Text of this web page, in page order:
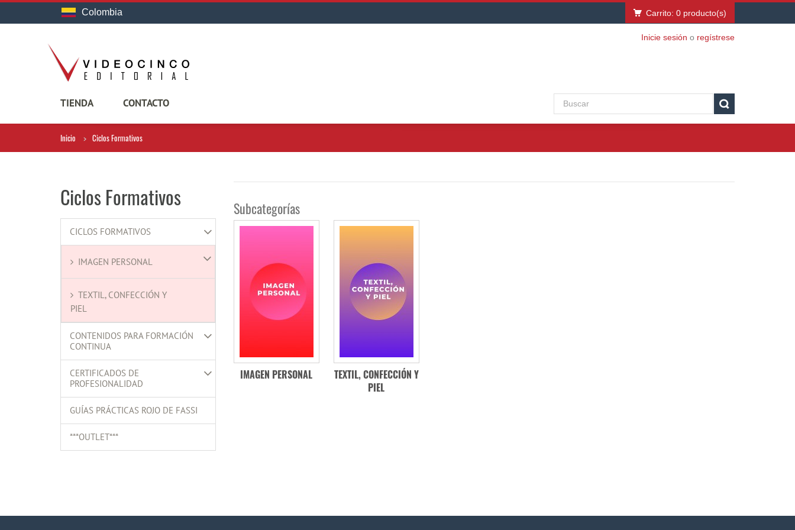
Colombia Carrito: 0 producto(s)
Inicie sesión o regístrese
TIENDA CONTACTO
Inicio Ciclos Formativos
Ciclos Formativos
CICLOS FORMATIVOS
IMAGEN PERSONAL
TEXTIL, CONFECCIÓN Y
PIEL
CONTENIDOS PARA FORMACIÓN
CONTINUA
CERTIFICADOS DE
PROFESIONALIDAD
GUÍAS PRÁCTICAS ROJO DE FASSI
***OUTLET***
Subcategorías
IMAGEN PERSONAL
TEXTIL, CONFECCIÓN Y
PIEL